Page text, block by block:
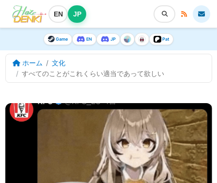
EN JP
Game EN JP Pat
ホーム
文化
すべてのことがこれくらい適当であって欲しい